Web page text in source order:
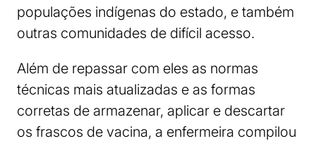
populações indígenas do estado, e também
outras comunidades de difícil acesso.
Além de repassar com eles as normas
técnicas mais atualizadas e as formas
corretas de armazenar, aplicar e descartar
os frascos de vacina, a enfermeira compilou